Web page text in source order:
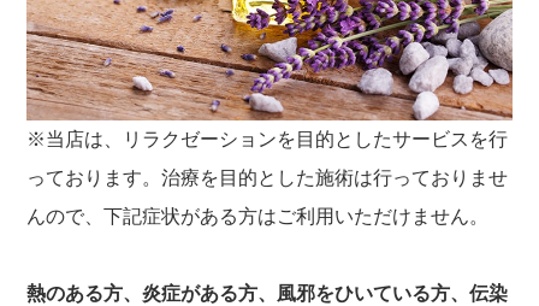
※当店は、リラクゼーションを目的としたサービスを行
っております。治療を目的とした施術は行っておりませ
んので、下記症状がある方はご利用いただけません。
熱のある方、炎症がある方、風邪をひいている方、伝染